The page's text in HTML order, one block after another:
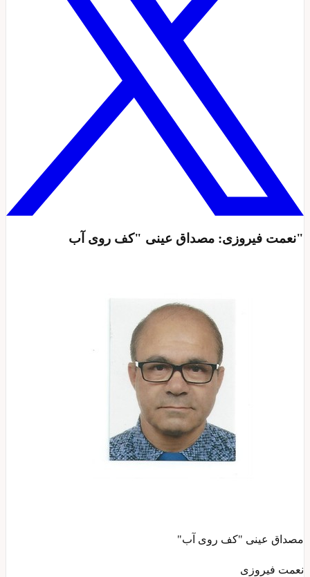
"نعمت فیروزی: مصداق عینی "کف روی آب
مصداق عینی "کف روی آب"
نعمت فیروزی